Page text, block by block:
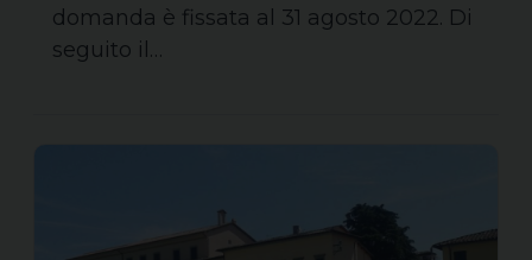
domanda è fissata al 31 agosto 2022. Di
seguito il…